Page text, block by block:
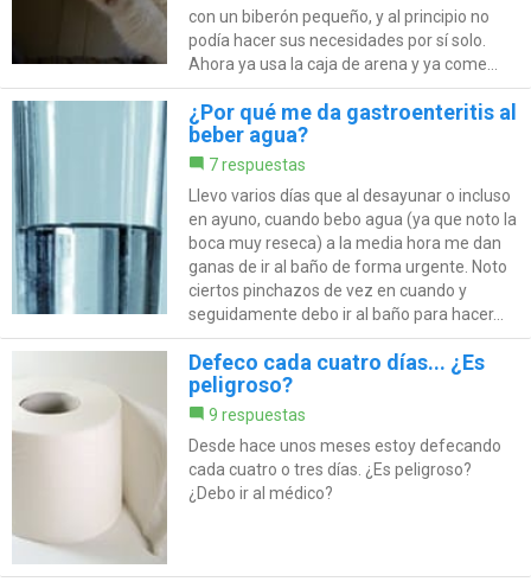
con un biberón pequeño, y al principio no
podía hacer sus necesidades por sí solo.
Ahora ya usa la caja de arena y ya come...
¿Por qué me da gastroenteritis al
beber agua?
7 respuestas
Llevo varios días que al desayunar o incluso
en ayuno, cuando bebo agua (ya que noto la
boca muy reseca) a la media hora me dan
ganas de ir al baño de forma urgente. Noto
ciertos pinchazos de vez en cuando y
seguidamente debo ir al baño para hacer...
Defeco cada cuatro días... ¿Es
peligroso?
9 respuestas
Desde hace unos meses estoy defecando
cada cuatro o tres días. ¿Es peligroso?
¿Debo ir al médico?